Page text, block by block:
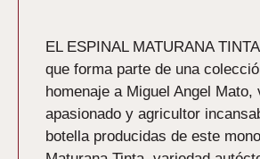
EL ESPINAL MATURANA
que forma parte de una
homenaje a Miguel Angel Mato,
apasionado y agricultor
botella producidas de este